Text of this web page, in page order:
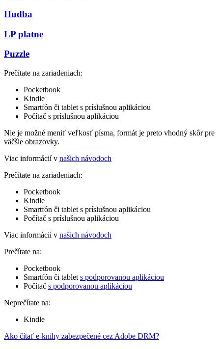
Hudba
LP platne
Puzzle
Prečítate na zariadeniach:
Pocketbook
Kindle
Smartfón či tablet s príslušnou aplikáciou
Počítač s príslušnou aplikáciou
Nie je možné meniť veľkosť písma, formát je preto vhodný skôr pre
väčšie obrazovky.
Viac informácií v našich návodoch
Prečítate na zariadeniach:
Pocketbook
Kindle
Smartfón či tablet s príslušnou aplikáciou
Počítač s príslušnou aplikáciou
Viac informácií v našich návodoch
Prečítate na:
Pocketbook
Smartfón či tablet s podporovanou aplikáciou
Počítač s podporovanou aplikáciou
Neprečítate na:
Kindle
Ako čítať e-knihy zabezpečené cez Adobe DRM?